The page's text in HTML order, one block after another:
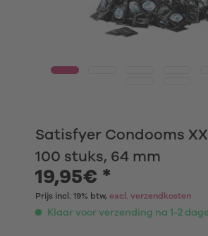
Satisfyer Condooms
100 stuks, 64 mm
19,95€ *
Prijs incl. 19% btw, excl. verzendkosten
Klaar voor verzending na 1-2